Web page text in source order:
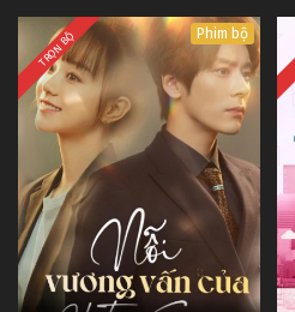
TRỌN BỘ Phim bộ